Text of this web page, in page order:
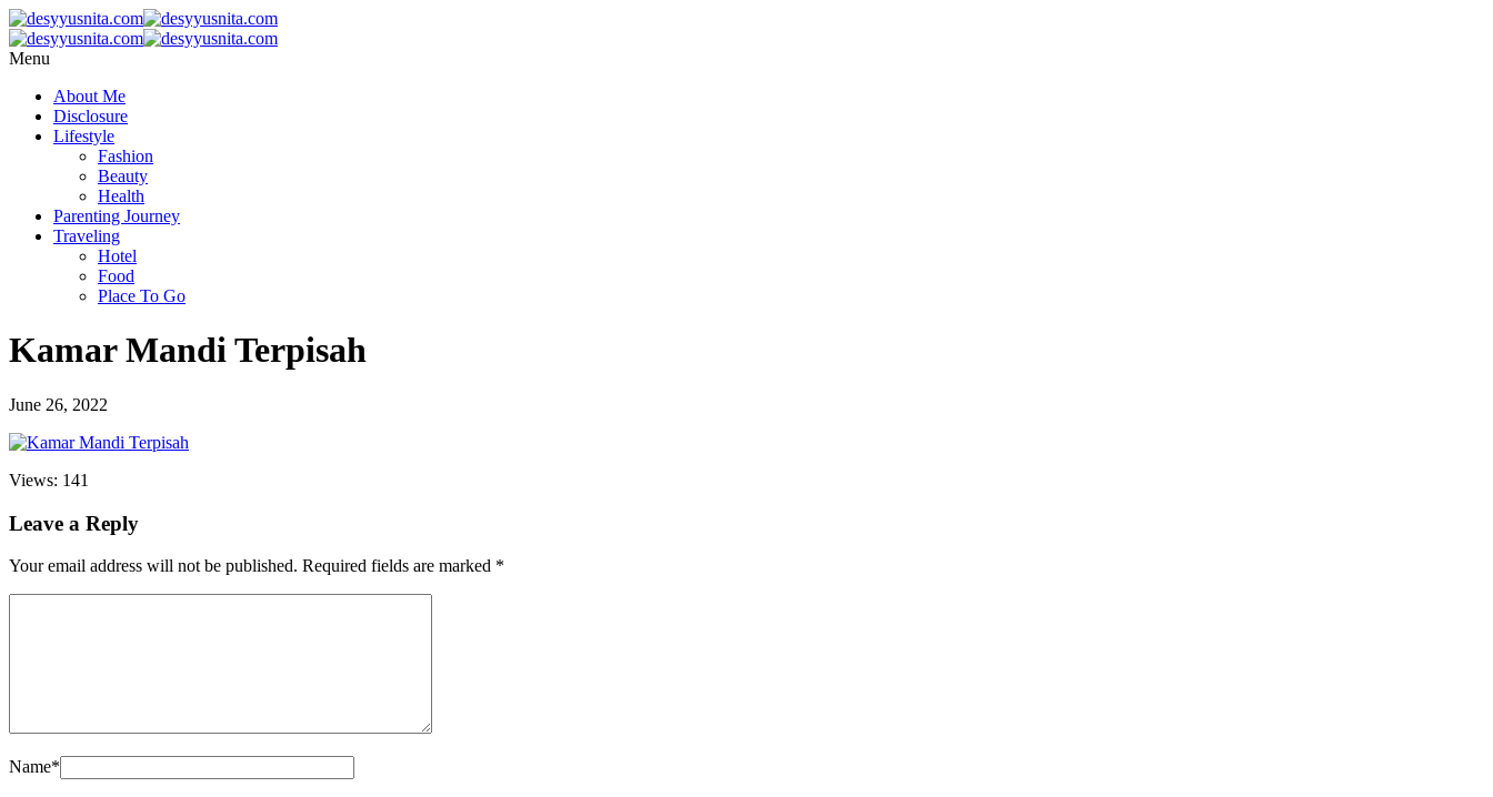
Menu
About Me
Disclosure
Lifestyle
Fashion
Beauty
Health
Parenting Journey
Traveling
Hotel
Food
Place To Go
Kamar Mandi Terpisah
June 26, 2022
Views: 141
Leave a Reply
Your email address will not be published. Required fields are marked *
Name*